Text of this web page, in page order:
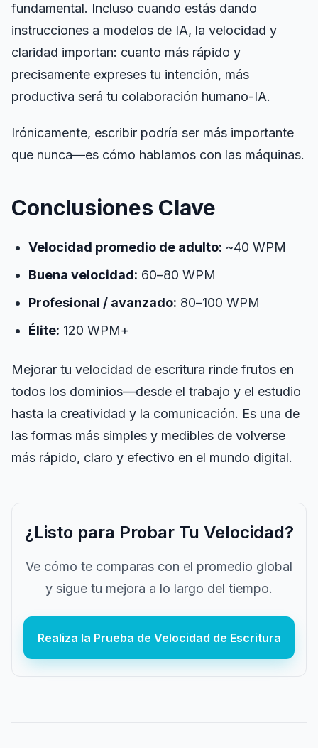
fundamental. Incluso cuando estás dando
instrucciones a modelos de IA, la velocidad y
claridad importan: cuanto más rápido y
precisamente expreses tu intención, más
productiva será tu colaboración humano-IA.
Irónicamente, escribir podría ser más importante
que nunca—es cómo hablamos con las máquinas.
Conclusiones Clave
Velocidad promedio de adulto: ~40 WPM
Buena velocidad: 60–80 WPM
Profesional / avanzado: 80–100 WPM
Élite: 120 WPM+
Mejorar tu velocidad de escritura rinde frutos en
todos los dominios—desde el trabajo y el estudio
hasta la creatividad y la comunicación. Es una de
las formas más simples y medibles de volverse
más rápido, claro y efectivo en el mundo digital.
¿Listo para Probar Tu Velocidad?
Ve cómo te comparas con el promedio global
y sigue tu mejora a lo largo del tiempo.
Realiza la Prueba de Velocidad de Escritura